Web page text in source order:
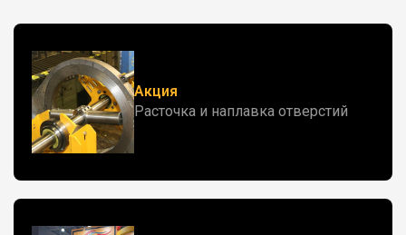
Акция
Расточка и наплавка отверстий